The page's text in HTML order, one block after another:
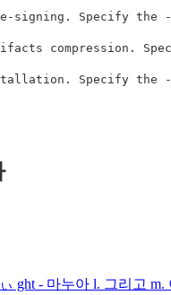
signing. Specify the
compression.
Specify the
ght - 마누아 l. 그리고 m.